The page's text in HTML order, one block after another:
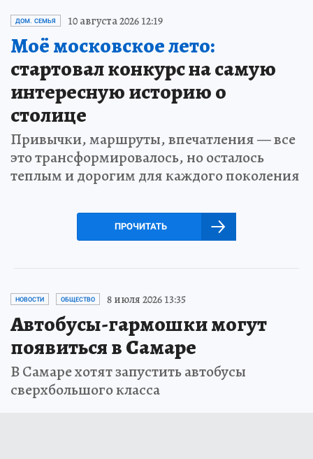
ДОМ. СЕМЬЯ 10 августа 2026 12:19
Моё московское лето:
стартовал конкурс на самую
интересную историю о
столице
Привычки, маршруты, впечатления — все
это трансформировалось, но осталось
теплым и дорогим для каждого поколения
ПРОЧИТАТЬ
НОВОСТИ ОБЩЕСТВО 8 июля 2026 13:35
Автобусы-гармошки могут
появиться в Самаре
В Самаре хотят запустить автобусы
сверхбольшого класса